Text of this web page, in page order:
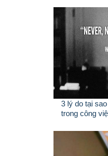
3 lý do tại
trong công